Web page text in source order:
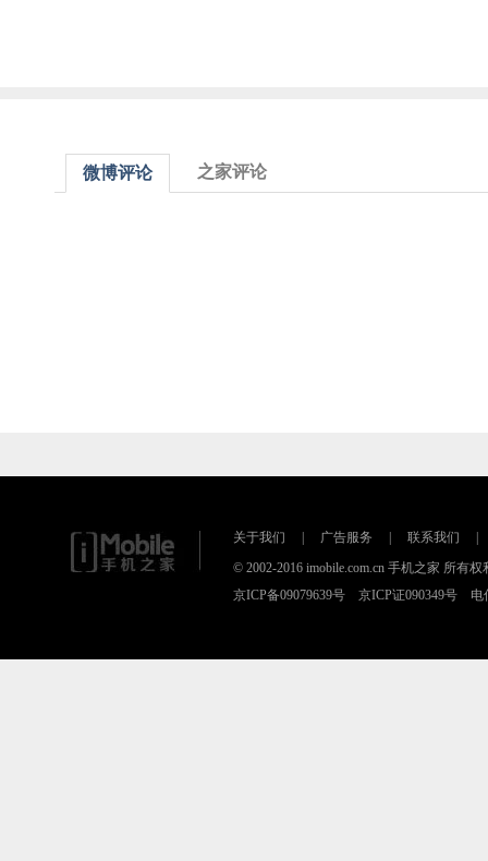
微博评论 之家评论
关于我们 广告服务 联系我们
© 2002-2016 imobile.com.cn 手机之家 所有
京ICP备09079639号 京ICP证090349号 电